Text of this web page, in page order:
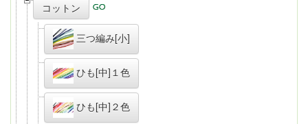
コットン
三つ編み[小]
ひも[中]１色
ひも[中]２色